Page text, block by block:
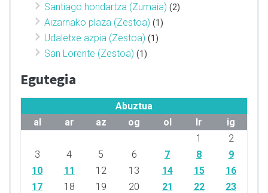
Santiago hondartza (Zumaia) (2)
Aizarnako plaza (Zestoa) (1)
Udaletxe azpia (Zestoa) (1)
San Lorente (Zestoa) (1)
Egutegia
Abuztua
al
ar az og ol lr
ig
1
2
3
4 5 6 7 8
9
10
11 12 13 14 15
16
17
18 19 20 21 22
23